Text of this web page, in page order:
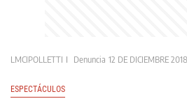
LMCIPOLLETTI Denuncia 12 DE DICIEMBRE
ESPECTÁCULOS